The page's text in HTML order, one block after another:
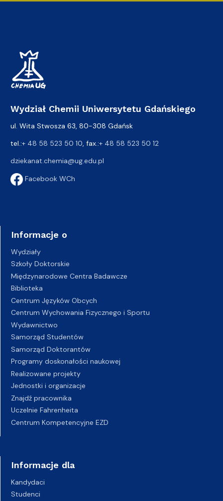
Wydział Chemii Uniwersytetu Gdańskiego
ul. Wita Stwosza 63, 80-308 Gdańsk
tel.:+ 48 58 523 50 10, fax.:+ 48 58 523 50 12
dziekanat.chemia@ug.edu.pl
Facebook WCh
Informacje o
Wydziały
Szkoły Doktorskie
Międzynarodowe Centra Badawcze
Biblioteka
Centrum Języków Obcych
Centrum Wychowania Fizycznego i Sportu
Wydawnictwo
Samorząd Studentów
Samorząd Doktorantów
Programy doskonałości naukowej
Realizowane projekty
Jednostki i organizacje
Znajdź pracownika
Uczelnie Fahrenheita
Centrum Kompetencyjne EZD
Informacje dla
Kandydaci
Studenci